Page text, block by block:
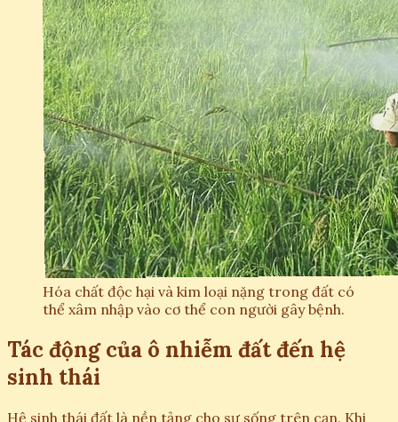
Hóa chất độc hại và kim loại nặng trong đất có
thể xâm nhập vào cơ thể con người gây bệnh.
Tác động của ô nhiễm đất đến hệ
sinh thái
Hệ sinh thái đất là nền tảng cho sự sống trên cạn. Khi